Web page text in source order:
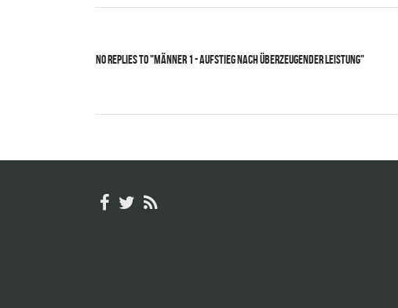
No Replies to "Männer 1 - Aufstieg nach überzeugender Leistung"